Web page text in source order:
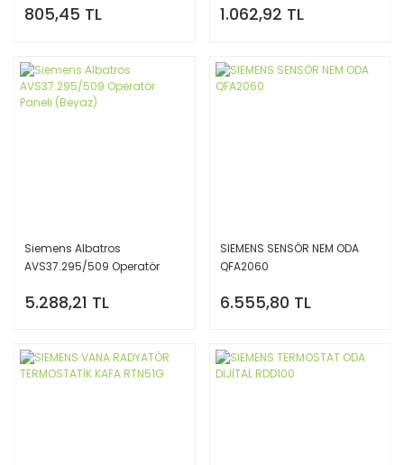
805,45 TL 1.062,92 TL
Siemens Albatros
AVS37.295/509 Operatör
5.288,21 TL
SIEMENS SENSÖR NEM ODA
QFA2060
6.555,80 TL